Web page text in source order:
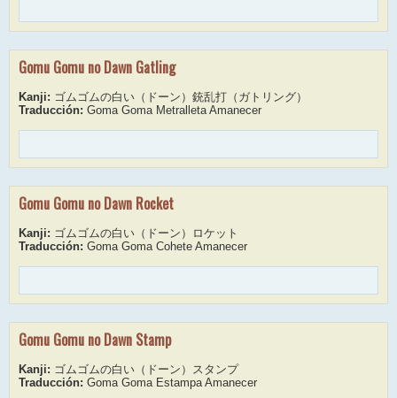
Gomu Gomu no Dawn Gatling
Kanji: ゴムゴムの白い（ドーン）銃乱打（ガトリング）
Traducción: Goma Goma Metralleta Amanecer
Gomu Gomu no Dawn Rocket
Kanji: ゴムゴムの白い（ドーン）ロケット
Traducción: Goma Goma Cohete Amanecer
Gomu Gomu no Dawn Stamp
Kanji: ゴムゴムの白い（ドーン）スタンプ
Traducción: Goma Goma Estampa Amanecer